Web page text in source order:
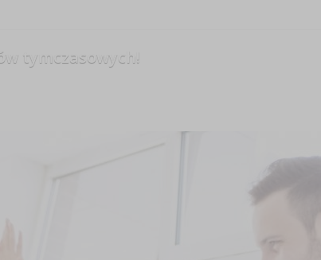
tymczasowych!